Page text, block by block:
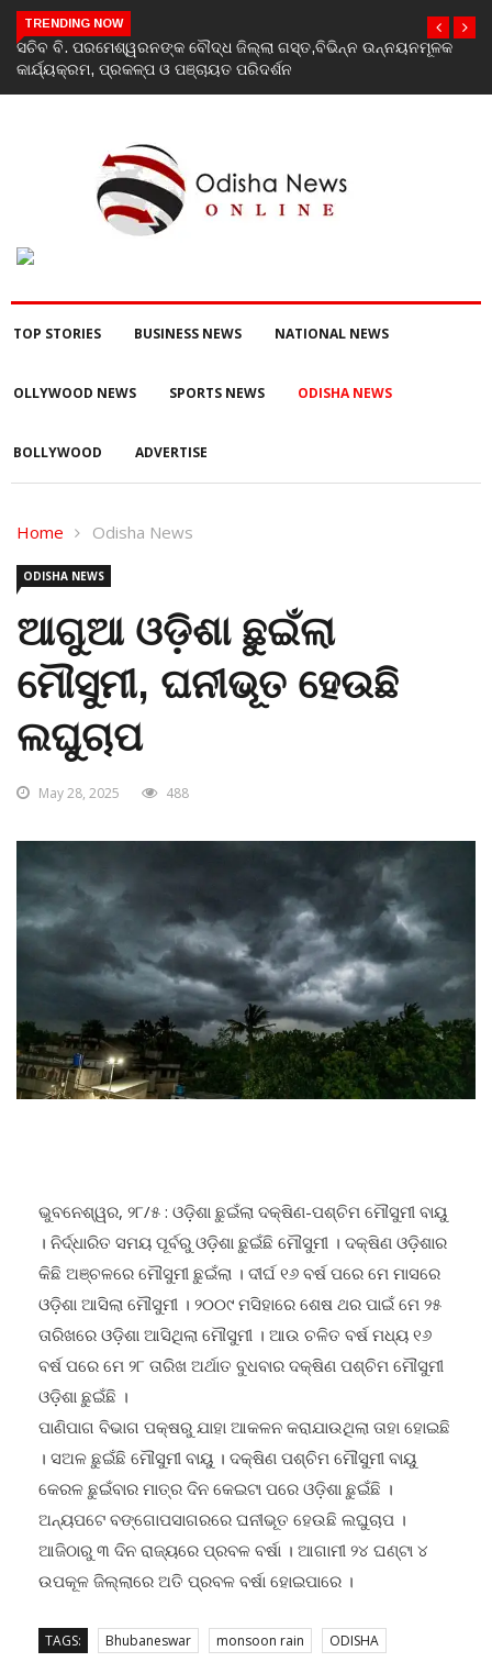
TRENDING NOW
India’s youth greatest strength, potential unmatched
Rahul Gandhi at ‘Chhatron Ki Goonj’ event
TOP STORIES BUSINESS NEWS NATIONAL NEWS
OLLYWOOD NEWS SPORTS NEWS ODISHA NEWS
BOLLYWOOD ADVERTISE
Home Odisha News
ODISHA NEWS
ଆଗୁଆ ଓଡ଼ିଶା ଛୁଇଁଲା
ମୌସୁମୀ, ଘନୀଭୂତ ହେଉଛି
ଲଘୁଚାପ
May 28, 2025 488
ଭୁବନେଶ୍ୱର, ୨୮/୫ : ଓଡ଼ିଶା ଛୁଇଁଲା ଦକ୍ଷିଣ-ପଶ୍ଚିମ ମୌସୁମୀ ବାୟୁ
। ନିର୍ଦ୍ଧାରିତ ସମୟ ପୂର୍ବରୁ ଓଡ଼ିଶା ଛୁଇଁଛି ମୌସୁମୀ । ଦକ୍ଷିଣ ଓଡ଼ିଶାର
କିଛି ଅଞ୍ଚଳରେ ମୌସୁମୀ ଛୁଇଁଲା । ଦୀର୍ଘ ୧୬ ବର୍ଷ ପରେ ମେ ମାସରେ
ଓଡ଼ିଶା ଆସିଲା ମୌସୁମୀ । ୨୦୦୯ ମସିହାରେ ଶେଷ ଥର ପାଇଁ ମେ ୨୫
ତାରିଖରେ ଓଡ଼ିଶା ଆସିଥିଲା ମୌସୁମୀ । ଆଉ ଚଳିତ ବର୍ଷ ମଧ୍ୟ ୧୬
ବର୍ଷ ପରେ ମେ ୨୮ ତାରିଖ ଅର୍ଥାତ ବୁଧବାର ଦକ୍ଷିଣ ପଶ୍ଚିମ ମୌସୁମୀ
ଓଡ଼ିଶା ଛୁଇଁଛି ।
ପାଣିପାଗ ବିଭାଗ ପକ୍ଷରୁ ଯାହା ଆକଳନ କରାଯାଉଥିଲା ତାହା ହୋଇଛି
। ସଅଳ ଛୁଇଁଛି ମୌସୁମୀ ବାୟୁ । ଦକ୍ଷିଣ ପଶ୍ଚିମ ମୌସୁମୀ ବାୟୁ
କେରଳ ଛୁଇଁବାର ମାତ୍ର ଦିନ କେଇଟା ପରେ ଓଡ଼ିଶା ଛୁଇଁଛି ।
ଅନ୍ୟପଟେ ବଙ୍ଗୋପସାଗରରେ ଘନୀଭୂତ ହେଉଛି ଲଘୁଚାପ ।
ଆଜିଠାରୁ ୩ ଦିନ ରାଜ୍ୟରେ ପ୍ରବଳ ବର୍ଷା । ଆଗାମୀ ୨୪ ଘଣ୍ଟା ୪
ଉପକୂଳ ଜିଲ୍ଲାରେ ଅତି ପ୍ରବଳ ବର୍ଷା ହୋଇପାରେ ।
TAGS: Bhubaneswar monsoon rain ODISHA